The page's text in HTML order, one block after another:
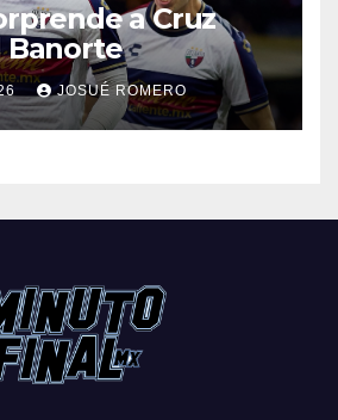
a Cruz
Banorte
JOSUÉ ROMERO